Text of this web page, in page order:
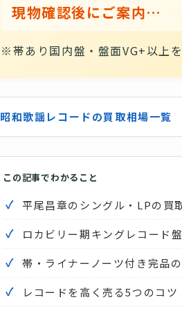
現物確認後にご案内いたします
※帯あり国内盤・盤面VG+以上
昭和歌謡レコードの買取相場一覧
この記事でわかること
平尾昌章のシングル・LPの買
ロカビリー期キングレコード
帯・ライナーノーツ付き完品
レコードを高く売る5つのコツ